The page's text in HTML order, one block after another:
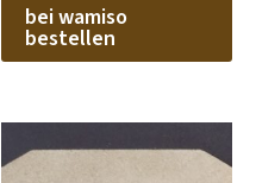
bei wamiso
bestellen